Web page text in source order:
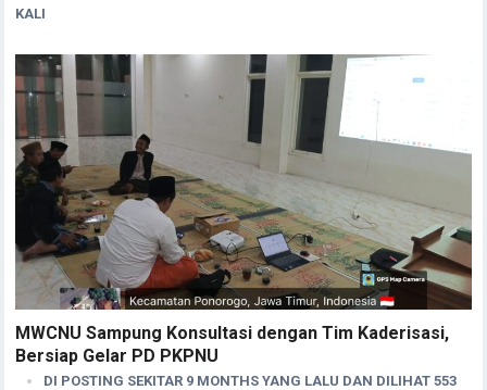
KALI
MWCNU Sampung Konsultasi dengan Tim Kaderisasi,
Bersiap Gelar PD PKPNU
DI POSTING SEKITAR 9 MONTHS YANG LALU DAN DILIHAT 553